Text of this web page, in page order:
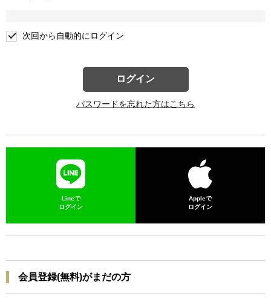
次回から自動的にログイン
ログイン
パスワードを忘れた方はこちら
Lineで
ログイン
Appleで
ログイン
会員登録(無料)がまだの方